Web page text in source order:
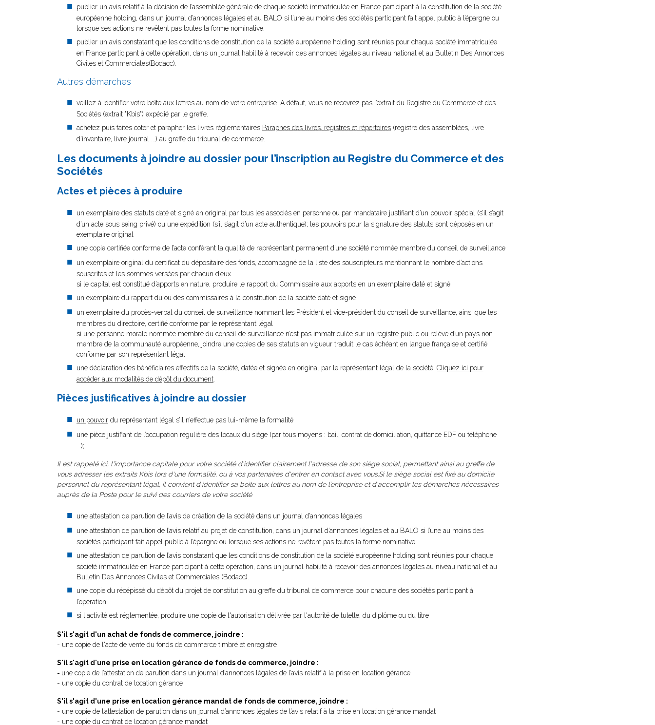
publier un avis relatif à la décision de l’assemblée générale de chaque société immatriculée en France participant à la constitution de la société
européenne holding, dans un journal d’annonces légales et au BALO si l’une au moins des sociétés participant fait appel public à l’épargne ou
lorsque ses actions ne revêtent pas toutes la forme nominative.
publier un avis constatant que les conditions de constitution de la société européenne holding sont réunies pour chaque société immatriculée
en France participant à cette opération, dans un journal habilité à recevoir des annonces légales au niveau national et au Bulletin Des Annonces
Civiles et Commerciales(Bodacc).
Autres démarches
veillez à identifier votre boîte aux lettres au nom de votre entreprise. A défaut, vous ne recevrez pas l’extrait du Registre du Commerce et des
Sociétés (extrait "Kbis") expédié par le greffe.
achetez puis faites coter et parapher les livres réglementaires Paraphes des livres, registres et répertoires (registre des assemblées, livre
d’inventaire, livre journal ...) au greffe du tribunal de commerce.
Les documents à joindre au dossier pour l’inscription au Registre du Commerce et des
Sociétés
Actes et pièces à produire
un exemplaire des statuts daté et signé en original par tous les associés en personne ou par mandataire justifiant d’un pouvoir spécial (s’il s’agit
d’un acte sous seing privé) ou une expédition (s’il s’agit d’un acte authentique); les pouvoirs pour la signature des statuts sont déposés en un
exemplaire original
une copie certifiée conforme de l’acte conférant la qualité de représentant permanent d’une société nommée membre du conseil de surveillance
un exemplaire original du certificat du dépositaire des fonds, accompagné de la liste des souscripteurs mentionnant le nombre d’actions
souscrites et les sommes versées par chacun d’eux
si le capital est constitué d’apports en nature, produire le rapport du Commissaire aux apports en un exemplaire daté et signé
un exemplaire du rapport du ou des commissaires à la constitution de la société daté et signé
un exemplaire du procès-verbal du conseil de surveillance nommant les Président et vice-président du conseil de surveillance, ainsi que les
membres du directoire, certifié conforme par le représentant légal
si une personne morale nommée membre du conseil de surveillance n’est pas immatriculée sur un registre public ou relève d’un pays non
membre de la communauté européenne, joindre une copies de ses statuts en vigueur traduit le cas échéant en langue française et certifié
conforme par son représentant légal
une déclaration des bénéficiaires effectifs de la société, datée et signée en original par le représentant légal de la société. Cliquez ici pour
accéder aux modalités de dépôt du document
Pièces justificatives à joindre au dossier
un pouvoir du représentant légal s’il n’effectue pas lui-même la formalité
une pièce justifiant de l’occupation régulière des locaux du siège (par tous moyens : bail, contrat de domiciliation, quittance EDF ou téléphone
...);
Il est rappelé ici, l'importance capitale pour votre société d'identifier clairement l'adresse de son siège social, permettant ainsi au greffe de
vous adresser les extraits Kbis lors d'une formalité, ou à vos partenaires d'entrer en contact avec vous.Si le siège social est fixé au domicile
personnel du représentant légal, il convient d'identifier sa boîte aux lettres au nom de l’entreprise et d'accomplir les démarches nécessaires
auprès de la Poste pour le suivi des courriers de votre société
une attestation de parution de l’avis de création de la société dans un journal d’annonces légales
une attestation de parution de l’avis relatif au projet de constitution, dans un journal d’annonces légales et au BALO si l’une au moins des
sociétés participant fait appel public à l’épargne ou lorsque ses actions ne revêtent pas toutes la forme nominative
une attestation de parution de l’avis constatant que les conditions de constitution de la société européenne holding sont réunies pour chaque
société immatriculée en France participant à cette opération, dans un journal habilité à recevoir des annonces légales au niveau national et au
Bulletin Des Annonces Civiles et Commerciales (Bodacc).
une copie du récépissé du dépôt du projet de constitution au greffe du tribunal de commerce pour chacune des sociétés participant à
l’opération.
si l'activité est réglementée, produire une copie de l'autorisation délivrée par l'autorité de tutelle, du diplôme ou du titre
S'il s'agit d'un achat de fonds de commerce, joindre :
- une copie de l'acte de vente du fonds de commerce timbré et enregistré
S'il s'agit d'une prise en location gérance de fonds de commerce, joindre :
- une copie de l’attestation de parution dans un journal d’annonces légales de l’avis relatif à la prise en location gérance
- une copie du contrat de location gérance
S'il s'agit d'une prise en location gérance mandat de fonds de commerce, joindre :
- une copie de l’attestation de parution dans un journal d’annonces légales de l’avis relatif à la prise en location gérance mandat
- une copie du contrat de location gérance mandat